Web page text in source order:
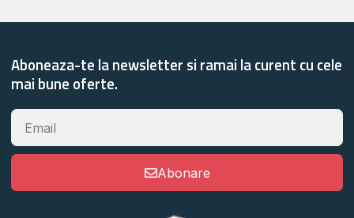
Aboneaza-te la newsletter si ramai la curent cu cele
mai bune oferte.
Abonare